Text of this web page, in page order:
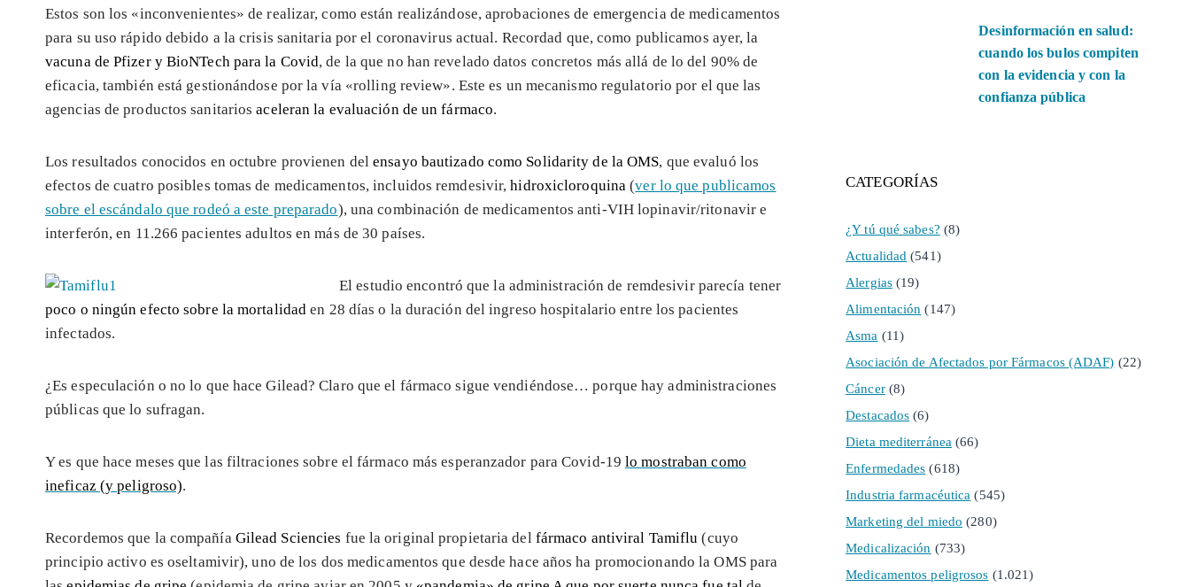
Estos son los «inconvenientes» de realizar, como están realizándose, aprobaciones de emergencia de medicamentos
para su uso rápido debido a la crisis sanitaria por el coronavirus actual. Recordad que, como publicamos ayer, la
vacuna de Pfizer y BioNTech para la Covid, de la que no han revelado datos concretos más allá de lo del 90% de
eficacia, también está gestionándose por la vía «rolling review». Este es un mecanismo regulatorio por el que las
agencias de productos sanitariosaceleran la evaluación de un fármaco.
Los resultados conocidos en octubre provienen delensayo bautizado como Solidarity de la OMS, que evaluó los
efectos de cuatro posibles tomas de medicamentos, incluidos remdesivir,hidroxicloroquina(ver lo que publicamos
sobre el escándalo que rodeó a este preparado), una combinación de medicamentos anti-VIH lopinavir/ritonavir e
interferón, en 11.266 pacientes adultos en más de 30 países.
El estudio encontró que la administración de remdesivir parecía tener
poco o ningún efecto sobre la mortalidad en 28 días o la duración del ingreso hospitalario entre los pacientes
infectados.
¿Es especulación o no lo que hace Gilead? Claro que el fármaco sigue vendiéndose… porque hay administraciones
públicas que lo sufragan.
Y es que hace meses que las filtraciones sobre el fármaco más esperanzador para Covid-19lo mostraban como
ineficaz (y peligroso).
Recordemos que la compañía Gilead Sciencies fue la original propietaria del fármaco antiviral Tamiflu (cuyo
principio activo es oseltamivir), uno de los dos medicamentos que desde hace años ha promocionando la OMS para
Desinformación en salud:
cuando los bulos compiten
con la evidencia y con la
confianza pública
CATEGORÍAS
¿Y tú qué sabes? (8)
Actualidad (541)
Alergias(19)
Alimentación (147)
Asma (11)
Asociación de Afectados por Fármacos (ADAF) (22)
Cáncer(8)
Destacados (6)
Dieta mediterránea (66)
Enfermedades (618)
Industria farmacéutica (545)
Marketing del miedo (280)
Medicalización (733)
Medicamentos peligrosos (1.021)